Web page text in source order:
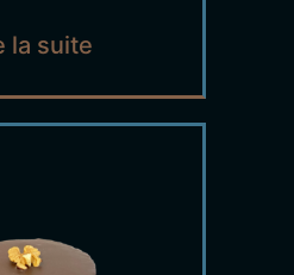
la suite